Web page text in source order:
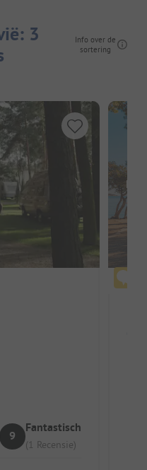
3
Info over de
sortering
9
Fantastisch
(1 Recensie)